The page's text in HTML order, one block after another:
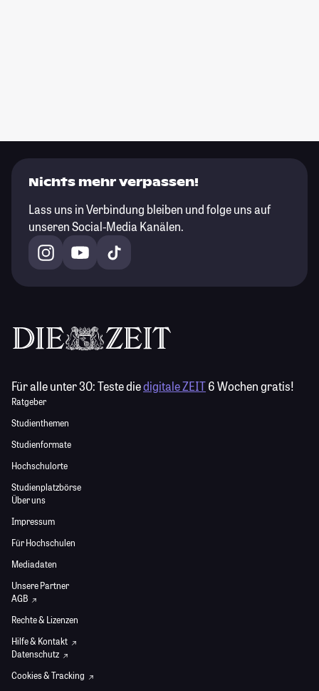
Nichts mehr verpassen!
Lass uns in Verbindung bleiben und folge uns auf
unseren Social-Media Kanälen.
Für alle unter 30:Teste diedigitale ZEIT6 Wochen gratis!
Ratgeber
Studienthemen
Studienformate
Hochschulorte
Studienplatzbörse
Über uns
Impressum
Für Hochschulen
Mediadaten
Unsere Partner
AGB
Rechte & Lizenzen
Hilfe & Kontakt
Datenschutz
Cookies & Tracking